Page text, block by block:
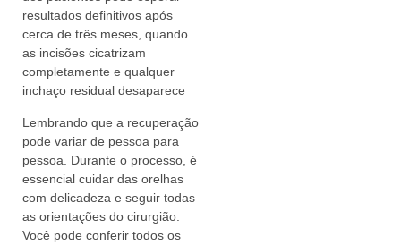
resultados definitivos após
cerca de três meses, quando
as incisões cicatrizam
completamente e qualquer
inchaço residual desaparece
Lembrando que a recuperação
pode variar de pessoa para
pessoa. Durante o processo, é
essencial cuidar das orelhas
com delicadeza e seguir todas
as orientações do cirurgião.
Você pode conferir todos os